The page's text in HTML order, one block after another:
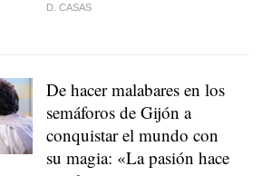
D. CASAS
De hacer malabares en los
semáforos de Gijón a
conquistar el mundo con
su magia: «La pasión hace